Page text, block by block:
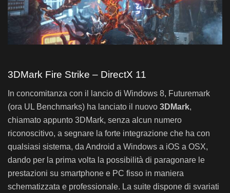
3DMark Fire Strike – DirectX 11
In concomitanza con il lancio di Windows 8, Futuremark
(ora UL Benchmarks) ha lanciato il nuovo 3DMark,
chiamato appunto 3DMark, senza alcun numero
riconoscitivo, a segnare la forte integrazione che ha con
qualsiasi sistema, da Android a Windows a iOS a OSX,
dando per la prima volta la possibilità di paragonare le
prestazioni su smartphone e PC fisso in maniera
schematizzata e professionale. La suite dispone di svariati